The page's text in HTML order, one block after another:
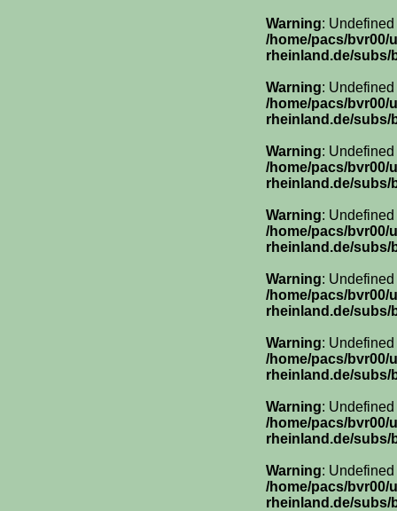
Warning:
/home/pacs/bvr00/
rheinland.de/subs/
Warning:
/home/pacs/bvr00/
rheinland.de/subs/
Warning:
/home/pacs/bvr00/
rheinland.de/subs/
Warning:
/home/pacs/bvr00/
rheinland.de/subs/
Warning:
/home/pacs/bvr00/
rheinland.de/subs/
Warning:
/home/pacs/bvr00/
rheinland.de/subs/
Warning:
/home/pacs/bvr00/
rheinland.de/subs/
Warning:
/home/pacs/bvr00/
rheinland.de/subs/